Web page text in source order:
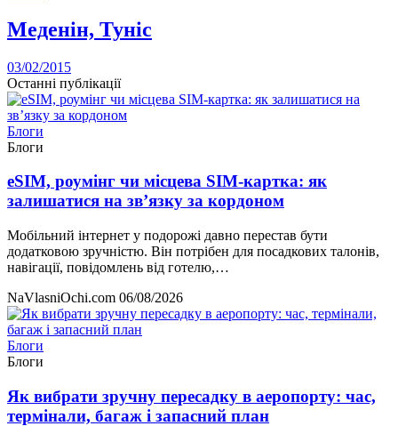
Меденін, Туніс
03/02/2015
Останні публікації
Блоги
Блоги
eSIM, роумінг чи місцева SIM-картка: як
залишатися на зв’язку за кордоном
Мобільний інтернет у подорожі давно перестав бути
додатковою зручністю. Він потрібен для посадкових талонів,
навігації, повідомлень від готелю,…
NaVlasniOchi.com 06/08/2026
Блоги
Блоги
Як вибрати зручну пересадку в аеропорту: час,
термінали, багаж і запасний план